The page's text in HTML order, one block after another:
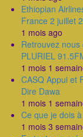
Ethiopian
France 2 juillet
1 mois ago
Retrouvez
PLURIEL
1 mois 1
CASQ Appui et
Dire Dawa
1 mois 1
Ce que je dois
1 mois 3